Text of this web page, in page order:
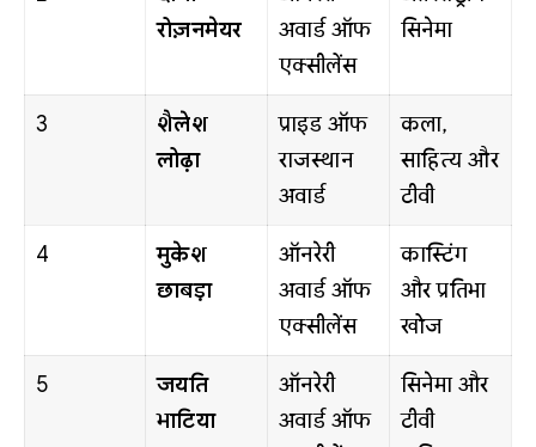
रोज़नमेयर
अवार्ड ऑफ
एक्सीलेंस
सिनेमा
3
शैलेश
लोढ़ा
प्राइड ऑफ
राजस्थान
अवार्ड
कला,
साहित्य और
टीवी
4
मुकेश
छाबड़ा
ऑनरेरी
अवार्ड ऑफ
एक्सीलेंस
कास्टिंग
और प्रतिभा
खोज
5
जयति
भाटिया
ऑनरेरी
अवार्ड ऑफ
सिनेमा और
टीवी